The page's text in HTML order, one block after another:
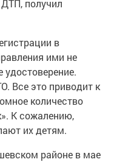
получил
в
ими не
удостоверение.
Все это приводит к
количество
К сожалению,
их детям.
районе в мае